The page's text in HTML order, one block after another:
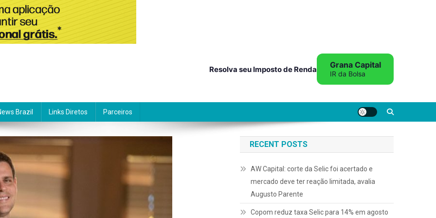
Resolva seu Imposto de Renda Grana Capital
IR da Bolsa
Brazil Links Diretos Parceiros
RECENT POSTS
AW Capital: corte da Selic foi acertado e
mercado deve ter reação limitada, avalia
Augusto Parente
Copom reduz taxa Selic para 14% em agosto